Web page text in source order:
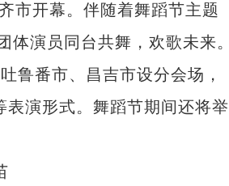
开幕。伴随着舞蹈节主题
演员同台共舞，欢歌未来。
番市、昌吉市设分会场，
演形式。舞蹈节期间还将举